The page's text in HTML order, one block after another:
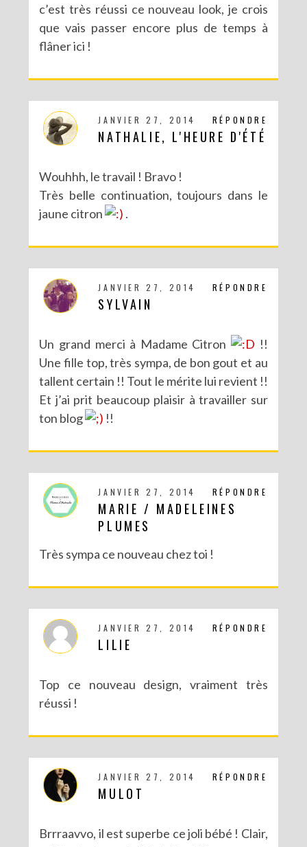
c’est très réussi ce nouveau look, je crois
que vais passer encore plus de temps à
flâner ici !
RÉPONDRE
JANVIER 27, 2014
NATHALIE, L'HEURE D'ÉTÉ
Wouhhh, le travail ! Bravo !
Très belle continuation, toujours dans le
jaune citron
.
RÉPONDRE
JANVIER 27, 2014
SYLVAIN
Un grand merci à Madame Citron
!!
Une fille top, très sympa, de bon gout et au
tallent certain !! Tout le mérite lui revient !!
Et j’ai prit beaucoup plaisir à travailler sur
ton blog
!!
RÉPONDRE
JANVIER 27, 2014
MARIE / MADELEINES
PLUMES
Très sympa ce nouveau chez toi !
RÉPONDRE
JANVIER 27, 2014
LILIE
Top ce nouveau design, vraiment très
réussi !
RÉPONDRE
JANVIER 27, 2014
MULOT
Brrraavvo, il est superbe ce joli bébé ! Clair,